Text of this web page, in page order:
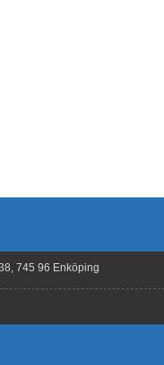
745 96 Enköping